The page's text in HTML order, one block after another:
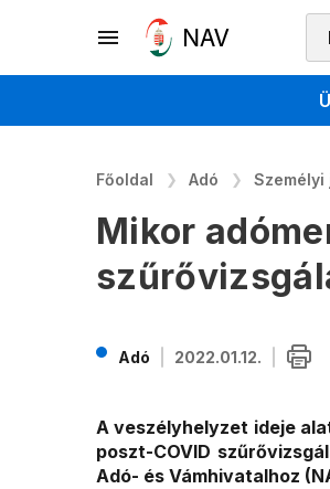
Főoldal Adó Személyi
Mikor
Adó 2022.01.12.
A veszélyhelyzet ideje
poszt-COVID
Adó- és Vámhivatalhoz